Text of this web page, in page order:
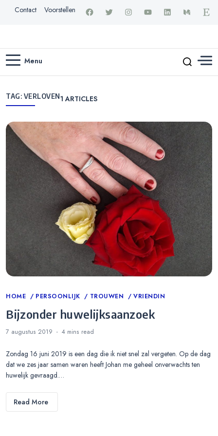
Contact Voorstellen
Menu
TAG: VERLOVEN1 ARTICLES
Categories
HOME PERSOONLIJK TROUWEN VRIENDIN
Bijzonder huwelijksaanzoek
7 augustus 2019 4 mins read
Zondag 16 juni 2019 is een dag die ik niet snel zal vergeten. Op de dag
dat we zes jaar samen waren heeft Johan me geheel onverwachts ten
huwelijk gevraagd.…
Read More